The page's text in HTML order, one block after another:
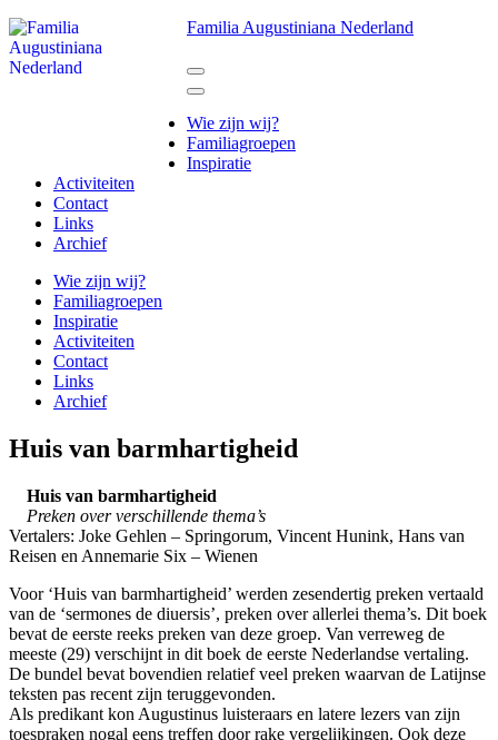
Ga
naar
inhoud
Familia Augustiniana Nederland
Wie zijn wij?
Familiagroepen
Inspiratie
Activiteiten
Contact
Links
Archief
Wie zijn wij?
Familiagroepen
Inspiratie
Activiteiten
Contact
Links
Archief
Huis van barmhartigheid
Huis van barmhartigheid
Preken over verschillende thema’s
Vertalers: Joke Gehlen – Springorum, Vincent Hunink, Hans van
Reisen en Annemarie Six – Wienen
Voor ‘Huis van barmhartigheid’ werden zesendertig preken vertaald
van de ‘sermones de diuersis’, preken over allerlei thema’s. Dit boek
bevat de eerste reeks preken van deze groep. Van verreweg de
meeste (29) verschijnt in dit boek de eerste Nederlandse vertaling.
De bundel bevat bovendien relatief veel preken waarvan de Latijnse
teksten pas recent zijn teruggevonden.
Als predikant kon Augustinus luisteraars en latere lezers van zijn
toespraken nogal eens treffen door rake vergelijkingen. Ook deze